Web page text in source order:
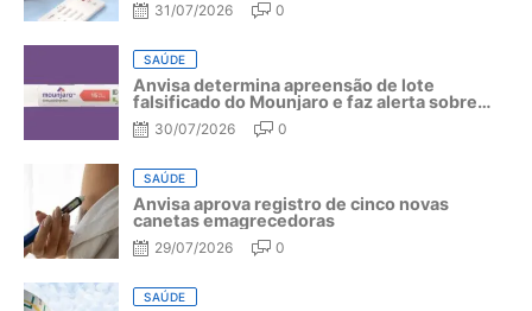
31/07/2026 0
SAÚDE
Anvisa determina apreensão de lote
falsificado do Mounjaro e faz alerta sobre
riscos do medicamento
30/07/2026 0
SAÚDE
Anvisa aprova registro de cinco novas
canetas emagrecedoras
29/07/2026 0
SAÚDE